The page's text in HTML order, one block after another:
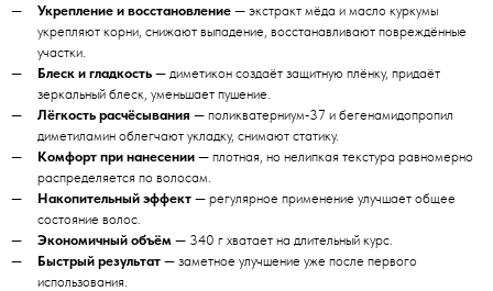
Укрепление и восстановление — экстракт мёда и масло куркумы
укрепляют корни, снижают выпадение, восстанавливают повреждённые
участки.
Блеск и гладкость — диметикон создаёт защитную плёнку, придаёт
зеркальный блеск, уменьшает пушение.
Лёгкость расчёсывания — поликватерниум‑37 и бегенамидопропил
диметиламин облегчают укладку, снимают статику.
Комфорт при нанесении — плотная, но нелипкая текстура равномерно
распределяется по волосам.
Накопительный эффект — регулярное применение улучшает общее
состояние волос.
Экономичный объём — 340 г хватает на длительный курс.
Быстрый результат — заметное улучшение уже после первого
использования.